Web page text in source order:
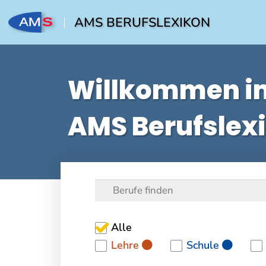
AMS BERUFSLEXIKON
Willkommen
AMS
Alle
Lehre
Schule